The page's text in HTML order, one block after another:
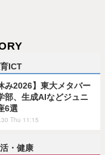
ICT
み2026】東大メタバー
部、生成AIなどジュニ
6選
Thu 11:15
・健康